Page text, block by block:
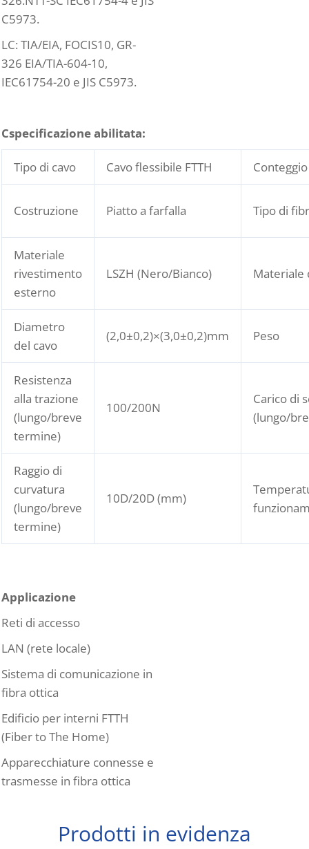
C5973.
LC: TIA/EIA, FOCIS10, GR-
326 EIA/TIA-604-10,
IEC61754-20 e JIS C5973.
Cspecificazione abilitata:
Tipo di cavo Cavo flessibile FTTH
Costruzione Piatto a farfalla Tipo di
Materiale
rivestimento
esterno
LSZH (Nero/Bianco) Materiale
Diametro
del cavo
(2,0±0,2)×(3,0±0,2)mm Peso
Resistenza
alla trazione
(lungo/breve
termine)
100/200N
Carico di
(lungo/
Raggio di
curvatura
(lungo/breve
termine)
10D/20D (mm)
Applicazione
Reti di accesso
LAN (rete locale)
Sistema di comunicazione in
fibra ottica
Edificio per interni FTTH
(Fiber to The Home)
Apparecchiature connesse e
trasmesse in fibra ottica
Prodotti in evidenza